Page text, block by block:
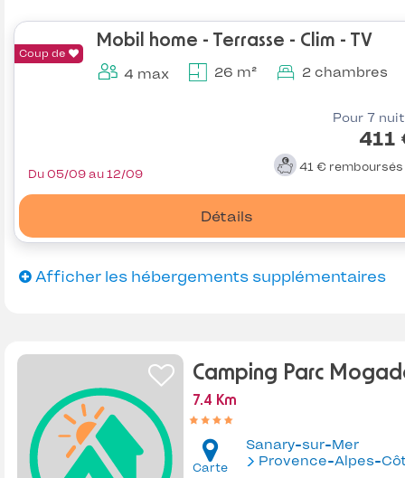
Coup de
Mobil home - Terrasse - Clim - TV
4 max 26 m² 2 chambres
Pour 7
411
41 € remboursés
Détails
Du 05/09 au 12/09
Afficher les hébergements supplémentaires
Camping Parc
7.4 Km
Carte
Sanary-sur-Mer
Provence-Alpes-Côte